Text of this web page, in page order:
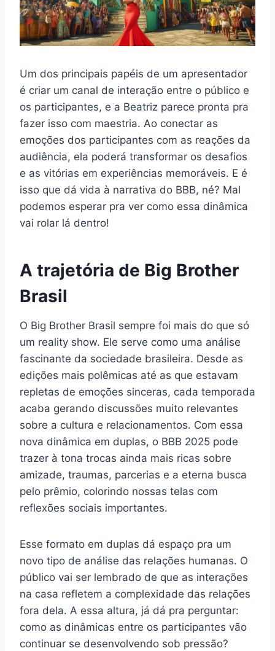
Um dos principais papéis de um apresentador
é criar um canal de interação entre o público e
os participantes, e a Beatriz parece pronta pra
fazer isso com maestria. Ao conectar as
emoções dos participantes com as reações da
audiência, ela poderá transformar os desafios
e as vitórias em experiências memoráveis. E é
isso que dá vida à narrativa do BBB, né? Mal
podemos esperar pra ver como essa dinâmica
vai rolar lá dentro!
A trajetória de Big Brother
Brasil
O Big Brother Brasil sempre foi mais do que só
um reality show. Ele serve como uma análise
fascinante da sociedade brasileira. Desde as
edições mais polêmicas até as que estavam
repletas de emoções sinceras, cada temporada
acaba gerando discussões muito relevantes
sobre a cultura e relacionamentos. Com essa
nova dinâmica em duplas, o BBB 2025 pode
trazer à tona trocas ainda mais ricas sobre
amizade, traumas, parcerias e a eterna busca
pelo prêmio, colorindo nossas telas com
reflexões sociais importantes.
Esse formato em duplas dá espaço pra um
novo tipo de análise das relações humanas. O
público vai ser lembrado de que as interações
na casa refletem a complexidade das relações
fora dela. A essa altura, já dá pra perguntar:
como as dinâmicas entre os participantes vão
continuar se desenvolvendo sob pressão?